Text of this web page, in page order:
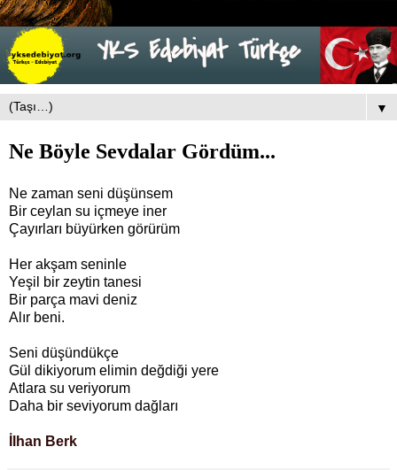
▼
Ne Böyle Sevdalar Gördüm...
Ne zaman seni düşünsem
Bir ceylan su içmeye iner
Çayırları büyürken görürüm
Her akşam seninle
Yeşil bir zeytin tanesi
Bir parça mavi deniz
Alır beni.
Seni düşündükçe
Gül dikiyorum elimin değdiği yere
Atlara su veriyorum
Daha bir seviyorum dağları
İlhan Berk